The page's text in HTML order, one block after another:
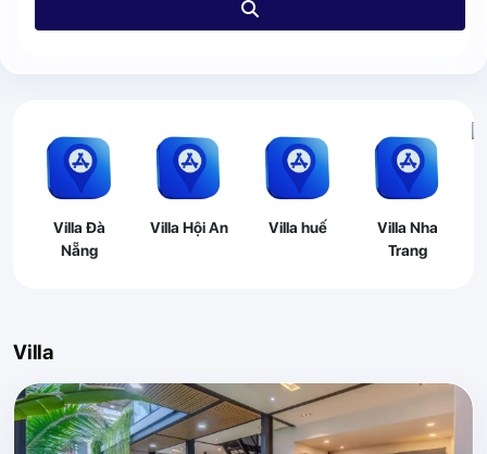
Villa Đà
Nẵng
Villa Hội An Villa huế
Villa Nha
Trang
Villa